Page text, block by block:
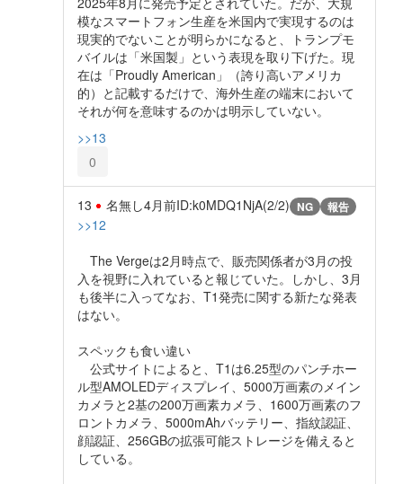
模なスマートフォン生産を米国内で実現するのは
現実的でないことが明らかになると、トランプモ
バイルは「米国製」という表現を取り下げた。現
在は「Proudly American」（誇り高いアメリカ
的）と記載するだけで、海外生産の端末において
それが何を意味するのかは明示していない。
>>13
0
13 名無し4月前ID:k0MDQ1NjA(2/2) NG 報告
>>12
The Vergeは2月時点で、販売関係者が3月の投
入を視野に入れていると報じていた。しかし、3月
も後半に入ってなお、T1発売に関する新たな発表
はない。
スペックも食い違い
公式サイトによると、T1は6.25型のパンチホー
ル型AMOLEDディスプレイ、5000万画素のメイン
カメラと2基の200万画素カメラ、1600万画素のフ
ロントカメラ、5000mAhバッテリー、指紋認証、
顔認証、256GBの拡張可能ストレージを備えると
している。